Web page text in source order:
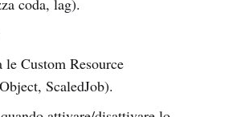
coda, lag).
le Custom Resource
ScaledJob).